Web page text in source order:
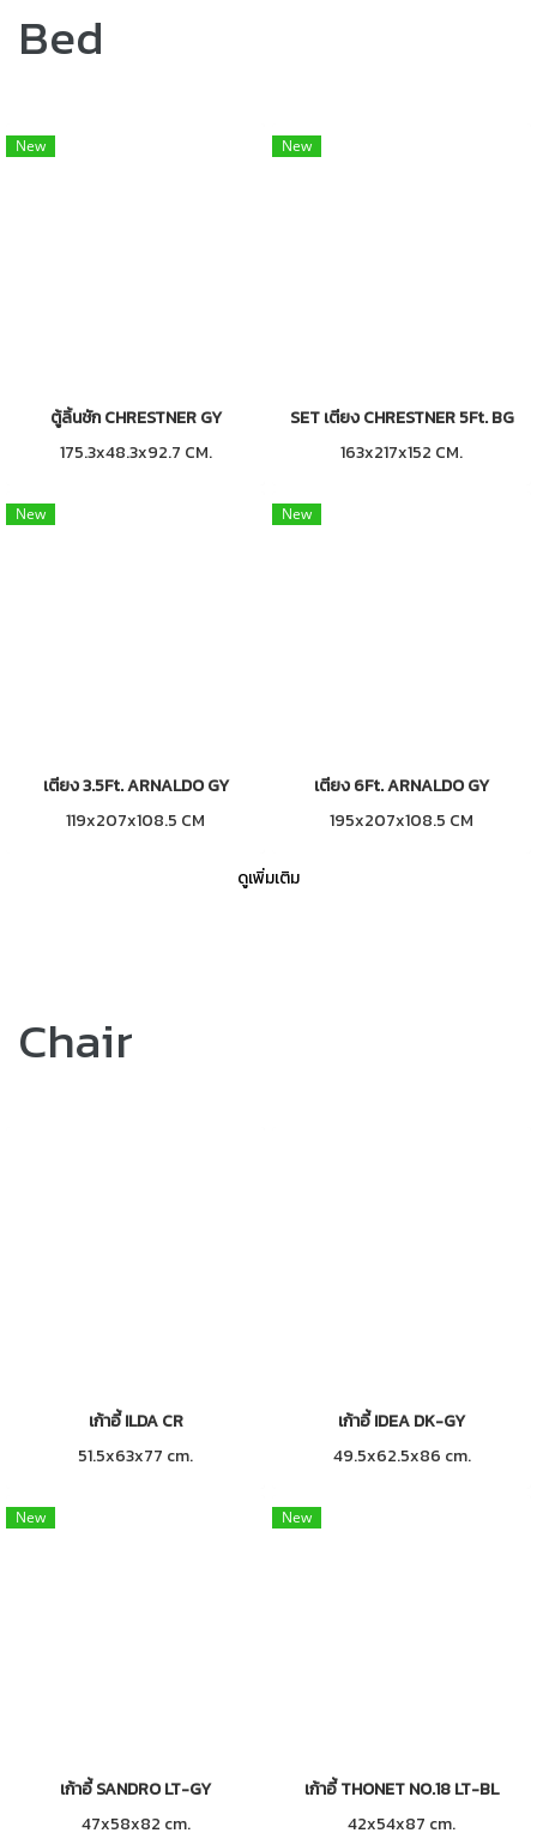
Bed
New
ตู้ลิ้นชัก CHRESTNER GY
175.3x48.3x92.7 CM.
New
SET เตียง CHRESTNER 5Ft. BG
163x217x152 CM.
New
เตียง 3.5Ft. ARNALDO GY
119x207x108.5 CM
New
เตียง 6Ft. ARNALDO GY
195x207x108.5 CM
ดูเพิ่มเติม
Chair
เก้าอี้ ILDA CR
51.5x63x77 cm.
เก้าอี้ IDEA DK-GY
49.5x62.5x86 cm.
New
เก้าอี้ SANDRO LT-GY
47x58x82 cm.
New
เก้าอี้ THONET NO.18 LT-BL
42x54x87 cm.